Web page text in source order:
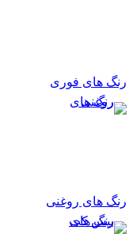
رنگ های فوری
رنگ های روغنی